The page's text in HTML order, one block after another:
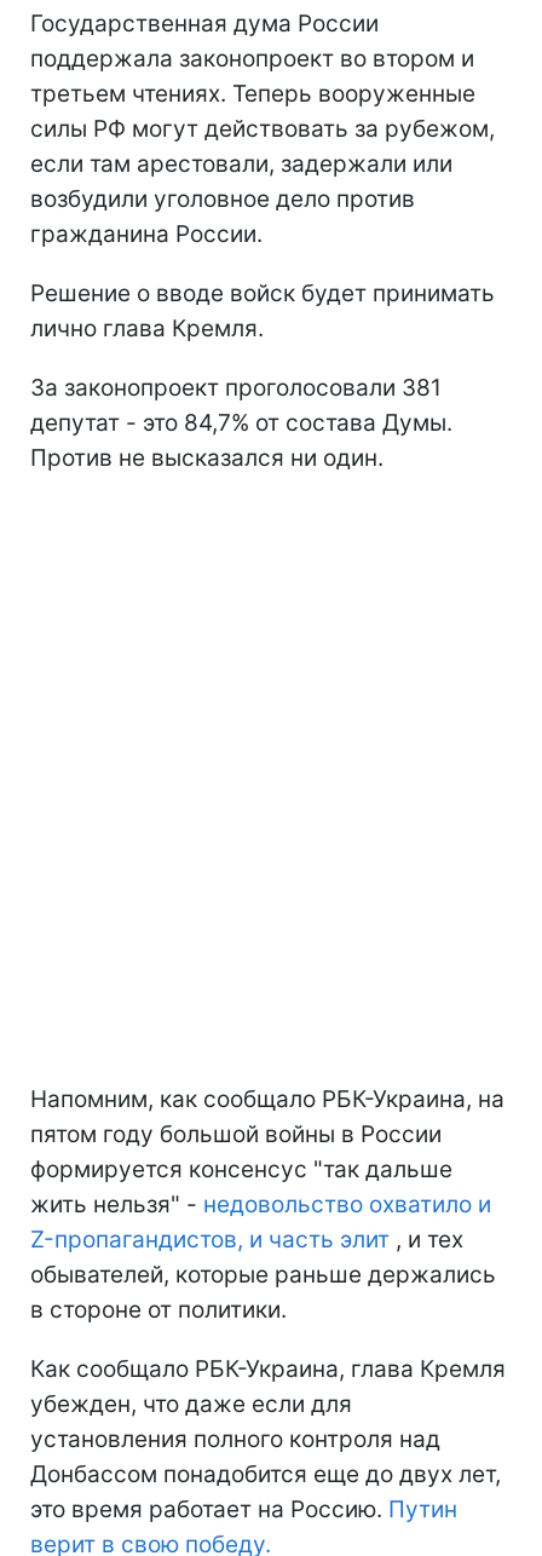
Государственная дума России
поддержала законопроект во втором и
третьем чтениях. Теперь вооруженные
силы РФ могут действовать за рубежом,
если там арестовали, задержали или
возбудили уголовное дело против
гражданина России.
Решение о вводе войск будет принимать
лично глава Кремля.
За законопроект проголосовали 381
депутат - это 84,7% от состава Думы.
Против не высказался ни один.
Напомним, как сообщало РБК-Украина, на
пятом году большой войны в России
формируется консенсус "так дальше
жить нельзя" - недовольство охватило и
Z-пропагандистов, и часть элит , и тех
обывателей, которые раньше держались
в стороне от политики.
Как сообщало РБК-Украина, глава Кремля
убежден, что даже если для
установления полного контроля над
Донбассом понадобится еще до двух лет,
это время работает на Россию. Путин
верит в свою победу.